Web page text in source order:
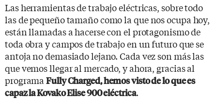
Las herramientas de trabajo eléctricas, sobre todo
las de pequeño tamaño como la que nos ocupa hoy,
están llamadas a hacerse con el protagonismo de
toda obra y campos de trabajo en un futuro que se
antoja no demasiado lejano. Cada vez son más las
que vemos llegar al mercado, y ahora, gracias al
programaFully Charged, hemos visto de lo que es
capaz la Kovako Elise 900 eléctrica.